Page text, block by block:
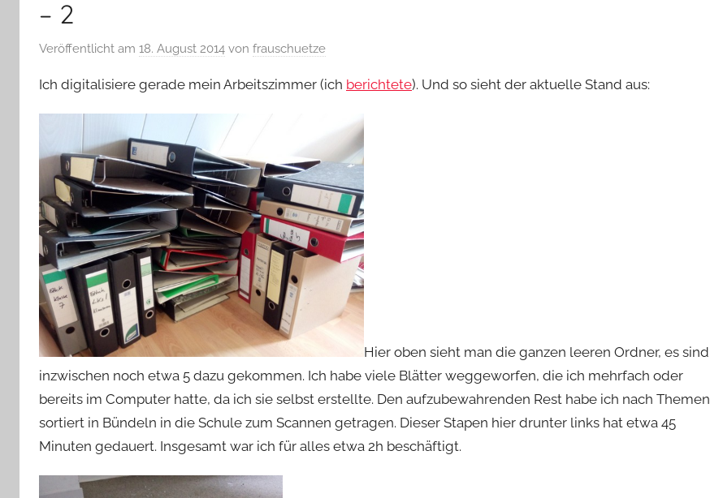
– 2
Veröffentlicht am 18. August 2014 von frauschuetze
Ich digitalisiere gerade mein Arbeitszimmer (ich berichtete). Und so sieht der aktuelle Stand aus:
Hier oben sieht man die ganzen leeren Ordner, es sind
inzwischen noch etwa 5 dazu gekommen. Ich habe viele Blätter weggeworfen, die ich mehrfach oder
bereits im Computer hatte, da ich sie selbst erstellte. Den aufzubewahrenden Rest habe ich nach Themen
sortiert in Bündeln in die Schule zum Scannen getragen. Dieser Stapen hier drunter links hat etwa 45
Minuten gedauert. Insgesamt war ich für alles etwa 2h beschäftigt.